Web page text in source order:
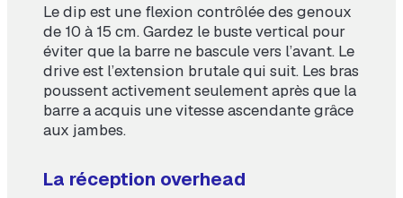
Le dip est une flexion contrôlée des genoux
de 10 à 15 cm. Gardez le buste vertical pour
éviter que la barre ne bascule vers l’avant. Le
drive est l’extension brutale qui suit. Les bras
poussent activement seulement après que la
barre a acquis une vitesse ascendante grâce
aux jambes.
La réception overhead